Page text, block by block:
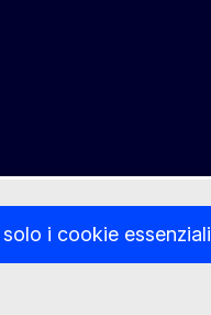
i cookie essenziali